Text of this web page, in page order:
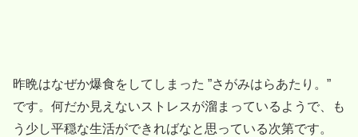
昨晩はなぜか爆食をしてしまった ”さがみはらあたり。”
です。何だか見えないストレスが溜まっているようで、も
う少し平穏な生活ができればなと思っている次第です。